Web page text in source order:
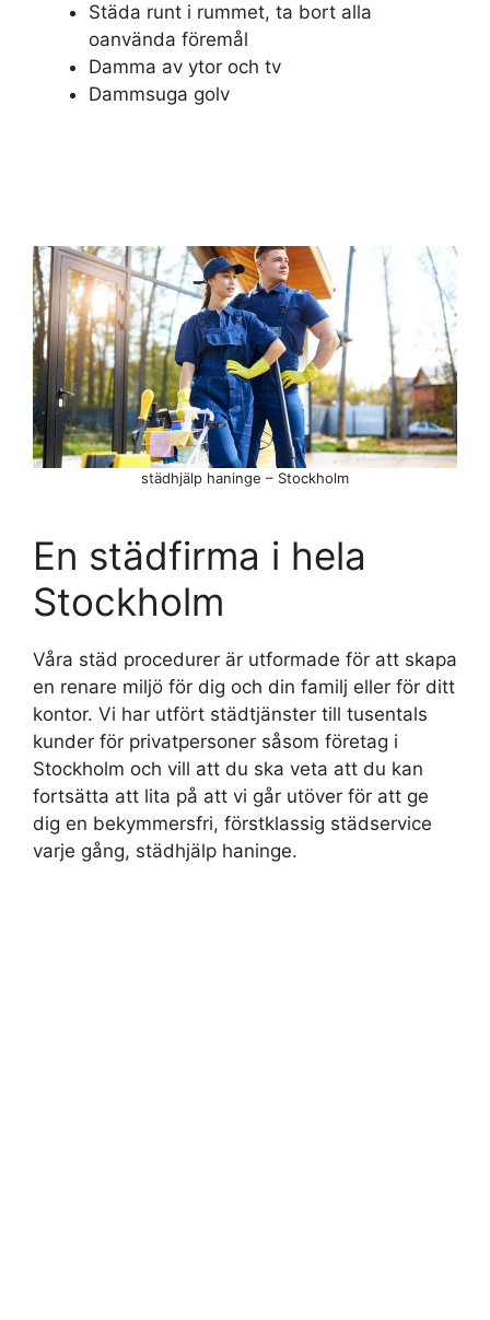
Städa runt i rummet, ta bort alla
oanvända föremål
Damma av ytor och tv
Dammsuga golv
En städfirma i hela
Stockholm
Våra städ procedurer är utformade för att skapa
en renare miljö för dig och din familj eller för ditt
kontor. Vi har utfört städtjänster till tusentals
kunder för privatpersoner såsom företag i
Stockholm och vill att du ska veta att du kan
fortsätta att lita på att vi går utöver för att ge
dig en bekymmersfri, förstklassig städservice
varje gång, städhjälp haninge.
städhjälp haninge – Stockholm